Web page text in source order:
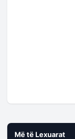
Më të Lexuarat